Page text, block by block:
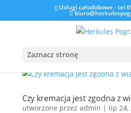
Usługi całodobowe - tel
Zaznacz stronę
Czy kremacja jest zgodna z
utworzone przez admin | lip 24,